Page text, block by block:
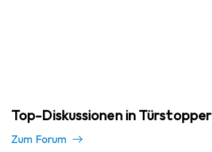
Top-Diskussionen in Türstopper
Zum Forum